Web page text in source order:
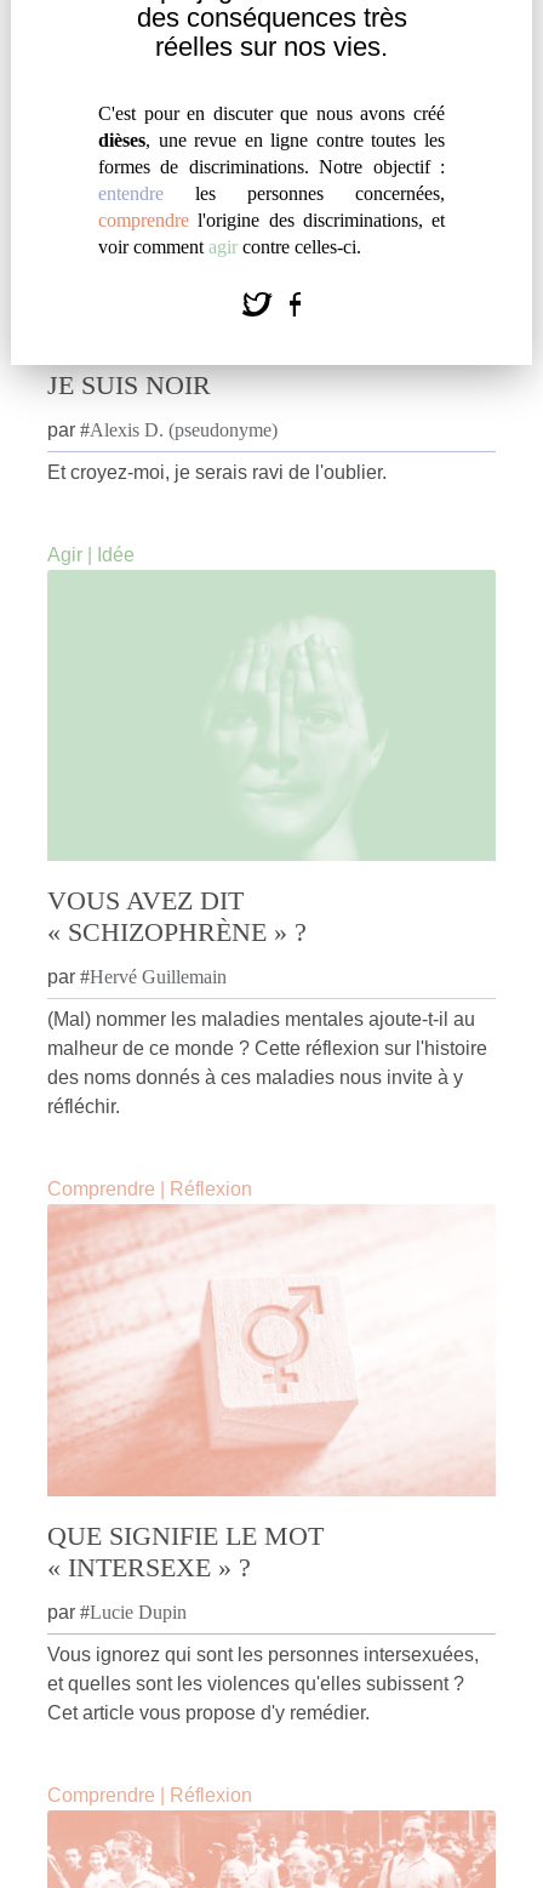
desconséquences très
réelles sur nos vies.
C'est pour en discuter que nous avons créé
dièses, une revue en ligne contre toutes les
formes de discriminations. Notre objectif :
entendre les personnes concernées,
comprendre l'origine des discriminations, et
voir comment agir contre celles-ci.
Témoignage
JE SUIS NOIR
par #Alexis D. (pseudonyme)
Et croyez-moi, je serais ravi de l'oublier.
Agir Idée
VOUS AVEZ DIT
« SCHIZOPHRÈNE » ?
par #Hervé Guillemain
(Mal) nommer les maladies mentales ajoute-t-il au
malheur de ce monde ? Cette réflexion sur l'histoire
des noms donnés à ces maladies nous invite à y
réfléchir.
Comprendre Réflexion
QUE SIGNIFIE LE MOT
« INTERSEXE » ?
par #Lucie Dupin
Vous ignorez qui sont les personnes intersexuées,
et quelles sont les violences qu'elles subissent ?
Cet article vous propose d'y remédier.
Comprendre Réflexion